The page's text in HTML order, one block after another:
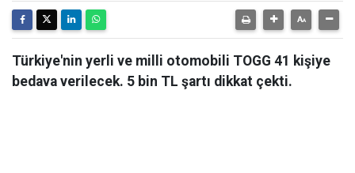
Türkiye'nin yerli ve milli otomobili TOGG 41 kişiye
bedava verilecek. 5 bin TL şartı dikkat çekti.